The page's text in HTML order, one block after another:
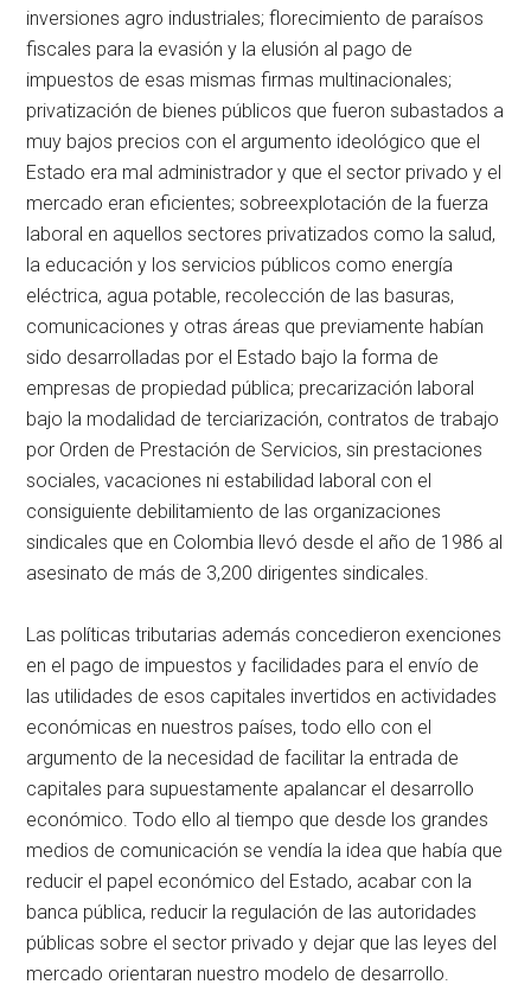
inversiones agro industriales; florecimiento de paraísos
fiscales para la evasión y la elusión al pago de
impuestos de esas mismas firmas multinacionales;
privatización de bienes públicos que fueron subastados a
muy bajos precios con el argumento ideológico que el
Estado era mal administrador y que el sector privado y el
mercado eran eficientes; sobreexplotación de la fuerza
laboral en aquellos sectores privatizados como la salud,
la educación y los servicios públicos como energía
eléctrica, agua potable, recolección de las basuras,
comunicaciones y otras áreas que previamente habían
sido desarrolladas por el Estado bajo la forma de
empresas de propiedad pública; precarización laboral
bajo la modalidad de terciarización, contratos de trabajo
por Orden de Prestación de Servicios, sin prestaciones
sociales, vacaciones ni estabilidad laboral con el
consiguiente debilitamiento de las organizaciones
sindicales que en Colombia llevó desde el año de 1986 al
asesinato de más de 3,200 dirigentes sindicales.
Las políticas tributarias además concedieron exenciones
en el pago de impuestos y facilidades para el envío de
las utilidades de esos capitales invertidos en actividades
económicas en nuestros países, todo ello con el
argumento de la necesidad de facilitar la entrada de
capitales para supuestamente apalancar el desarrollo
económico. Todo ello al tiempo que desde los grandes
medios de comunicación se vendía la idea que había que
reducir el papel económico del Estado, acabar con la
banca pública, reducir la regulación de las autoridades
públicas sobre el sector privado y dejar que las leyes del
mercado orientaran nuestro modelo de desarrollo.